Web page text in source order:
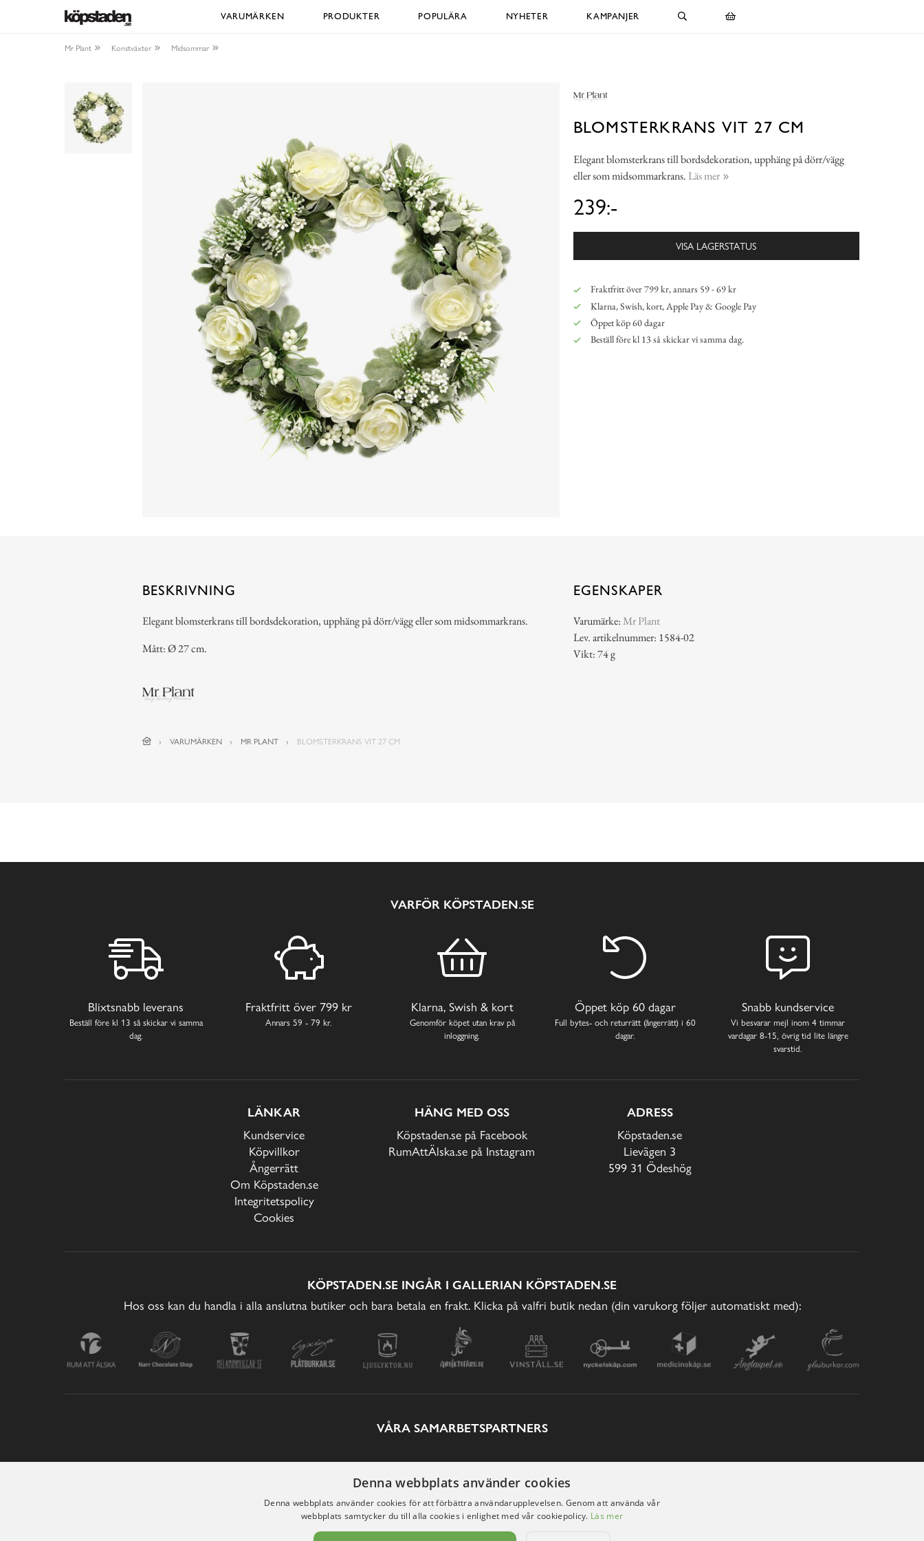
VARUMÄRKEN PRODUKTER POPULÄRA NYHETER KAMPANJER
Mr Plant Konstväxter Midsommar
BLOMSTERKRANS VIT 27 CM
Elegant blomsterkrans till bordsdekoration, upphäng på dörr/vägg
eller som midsommarkrans. Läs mer
239:-
VISA LAGERSTATUS
Fraktfritt över 799 kr, annars 59 - 69 kr
Klarna, Swish, kort, Apple Pay & Google Pay
Öppet köp 60 dagar
Beställ före kl 13 så skickar vi samma dag.
BESKRIVNING
Elegant blomsterkrans till bordsdekoration, upphäng på dörr/vägg eller som midsommarkrans.
Mått: Ø 27 cm.
EGENSKAPER
Varumärke:Mr Plant
Lev. artikelnummer: 1584-02
Vikt: 74 g
VARUMÄRKEN MR PLANT BLOMSTERKRANS VIT 27 CM
VARFÖR KÖPSTADEN.SE
Blixtsnabb leverans
Beställ före kl 13 så skickar vi samma
dag.
Fraktfritt över 799 kr
Annars 59 - 79 kr.
Klarna, Swish & kort
Genomför köpet utan krav på
inloggning.
Öppet köp 60 dagar
Full bytes- och returrätt (ångerrätt) i 60
dagar.
Snabb kundservice
Vi besvarar mejl inom 4 timmar
vardagar 8-15, övrig tid lite längre
svarstid.
LÄNKAR
Kundservice
Köpvillkor
Ångerrätt
Om Köpstaden.se
Integritetspolicy
Cookies
HÄNG MED OSS
Köpstaden.se på Facebook
RumAttÄlska.se på Instagram
ADRESS
Köpstaden.se
Lievägen 3
599 31 Ödeshög
KÖPSTADEN.SE INGÅR I GALLERIAN KÖPSTADEN.SE
Hos oss kan du handla i alla anslutna butiker och bara betala en frakt. Klicka på valfri butik nedan (din varukorg följer automatiskt med):
VÅRA SAMARBETSPARTNERS
Denna webbplats använder cookies
Denna webbplats använder cookies för att förbättra användarupplevelsen. Genom att använda vår
webbplats samtycker du till alla cookies i enlighet med vår cookiepolicy. Läs mer